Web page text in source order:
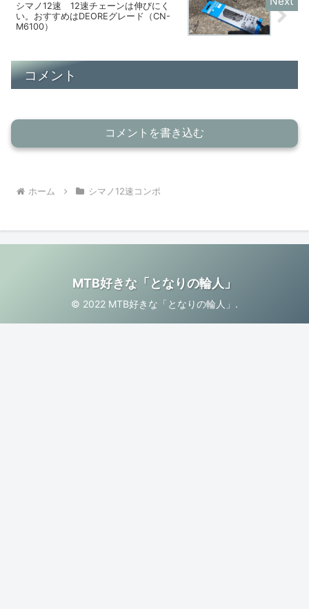
シマノ12速 12速チェーンは伸びにく
い。おすすめはDEOREグレード（CN-
M6100）
コメント
コメントを書き込む
ホーム シマノ12速コンポ
MTB好きな「となりの輪人」
© 2022 MTB好きな「となりの輪人」.